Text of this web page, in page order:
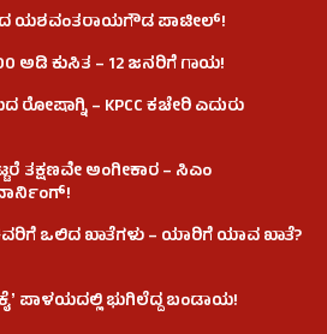
ಯಶವಂತರಾಯಗೌಡ ಪಾಟೀಲ್‌!
ಕುಸಿತ – 12 ಜನರಿಗೆ ಗಾಯ!
ರೋಷಾಗ್ನಿ – KPCC ಕಚೇರಿ ಎದುರು
ತಕ್ಷಣವೇ ಅಂಗೀಕಾರ – ಸಿಎಂ
ಒಲಿದ ಖಾತೆಗಳು – ಯಾರಿಗೆ ಯಾವ ಖಾತೆ?
ಪಾಳಯದಲ್ಲಿ ಭುಗಿಲೆದ್ದ ಬಂಡಾಯ!